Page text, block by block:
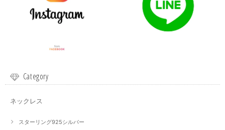
Category
ネックレス
スターリング925シルバー